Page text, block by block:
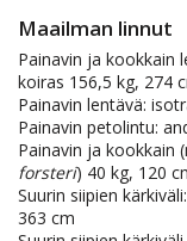
Maailman linnut
Painavin ja kookkain
koiras 156,5 kg, 274
Painavin lentävä:
Painavin petolintu:
Painavin ja kookkain
forsteri) 40 kg, 120
Suurin siipien
363 cm